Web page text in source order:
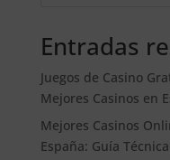
Entradas
Juegos de Casino
Mejores Casinos en
Mejores Casinos
España: Guía